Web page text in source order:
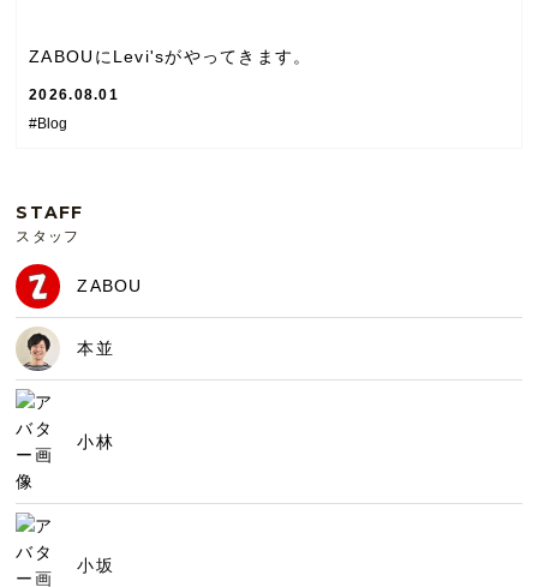
ZABOUにLevi'sがやってきます。
2026.08.01
#Blog
STAFF
スタッフ
ZABOU
本並
小林
小坂